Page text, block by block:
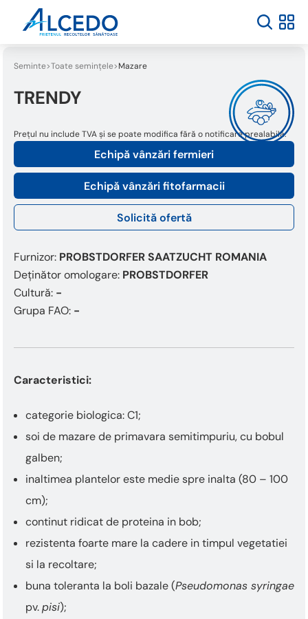
Seminte Toate semințele Mazare
TRENDY
Echipă vânzări fermieri
Echipă vânzări fitofarmacii
Solicită ofertă
Prețul nu include TVA și se poate modifica fără o notificare prealabilă.
Furnizor: PROBSTDORFER SAATZUCHT ROMANIA
Deținător omologare: PROBSTDORFER
Cultură: -
Grupa FAO: -
Caracteristici:
categorie biologica: C1;
soi de mazare de primavara semitimpuriu, cu bobul
galben;
inaltimea plantelor este medie spre inalta (80 – 100
cm);
continut ridicat de proteina in bob;
rezistenta foarte mare la cadere in timpul vegetatiei
si la recoltare;
buna toleranta la boli bazale (Pseudomonas syringae
pv.pisi);